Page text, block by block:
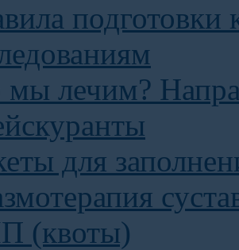
подготовки
мы лечим?
для
(квоты)